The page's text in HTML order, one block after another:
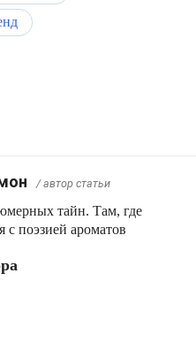
/ автор статьи
тайн. Там, где
с поэзией ароматов